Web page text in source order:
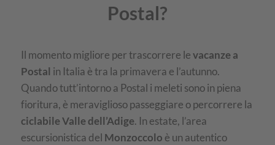
Postal?
Il momento migliore per trascorrere levacanze a
Postal in Italia è tra la primavera e l’autunno.
Quando tutt’intorno a Postal i meleti sono in piena
fioritura, è meraviglioso passeggiare o percorrere la
ciclabile Valle dell’Adige. In estate, l’area
escursionistica del Monzoccolo è un autentico